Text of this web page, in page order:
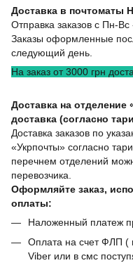
Доставка в почтоматы
Отправка заказов с Пн-
Заказы оформленные
следующий день.
На заказ от 3000 грн
Доставка на отделение
доставка (согласно
Доставка заказов по
«Укрпочты» согласно
перечнем отделений
перевозчика.
Оформляйте заказ,
оплаты:
Наложенный платеж
Оплата на счет ФЛП (
Viber или в смс